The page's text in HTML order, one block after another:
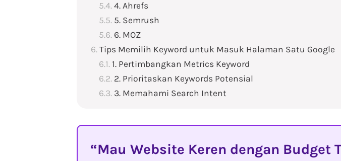
4. Ahrefs
5. Semrush
6. MOZ
Tips Memilih Keyword untuk Masuk Halaman Satu Google
1. Pertimbangkan Metrics Keyword
2. Prioritaskan Keywords Potensial
3. Memahami Search Intent
Mau Website Keren dengan Budget